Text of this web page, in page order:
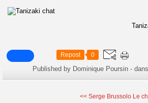
Repost 0
Published by Dominique Poursin -dans
<< Serge Brussolo Le